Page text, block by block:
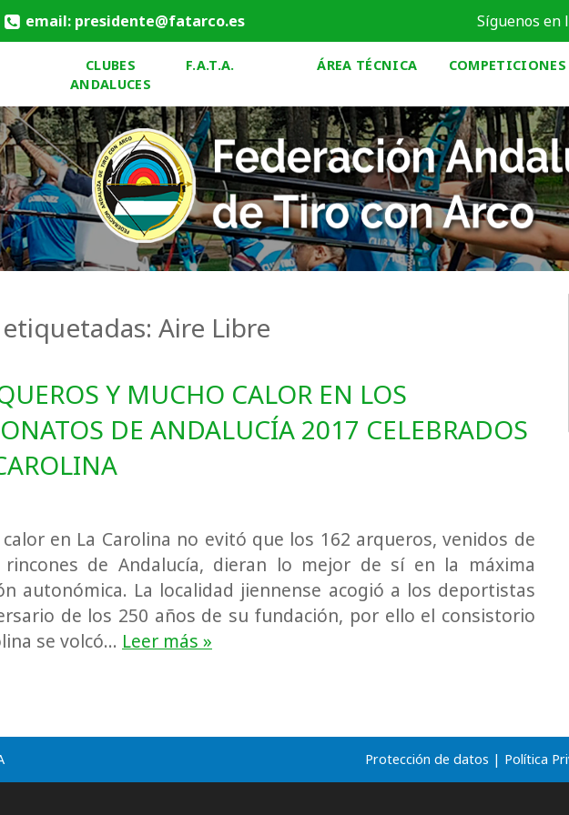
email: presidente@fatarco.es Síguenos en
CLUBES
ANDALUCES
F.A.T.A. ÁREA TÉCNICA COMPETICIONES
Aire Libre
Y MUCHO CALOR EN LOS
DE ANDALUCÍA 2017 CELEBRADOS
en La Carolina no evitó que los 162 arqueros, venidos de
de Andalucía, dieran lo mejor de sí en la máxima
autonómica. La localidad jiennense acogió a los deportistas
de los 250 años de su fundación, por ello el consistorio
se volcó… Leer más »
Protección de datos | Política